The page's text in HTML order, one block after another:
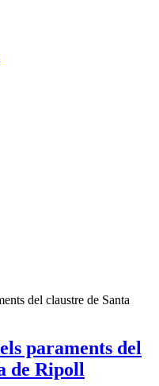
del claustre de Santa
paraments del
de Ripoll